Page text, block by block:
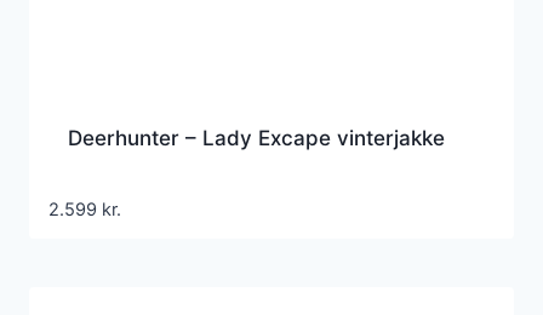
Deerhunter – Lady Excape vinterjakke
2.599 kr.